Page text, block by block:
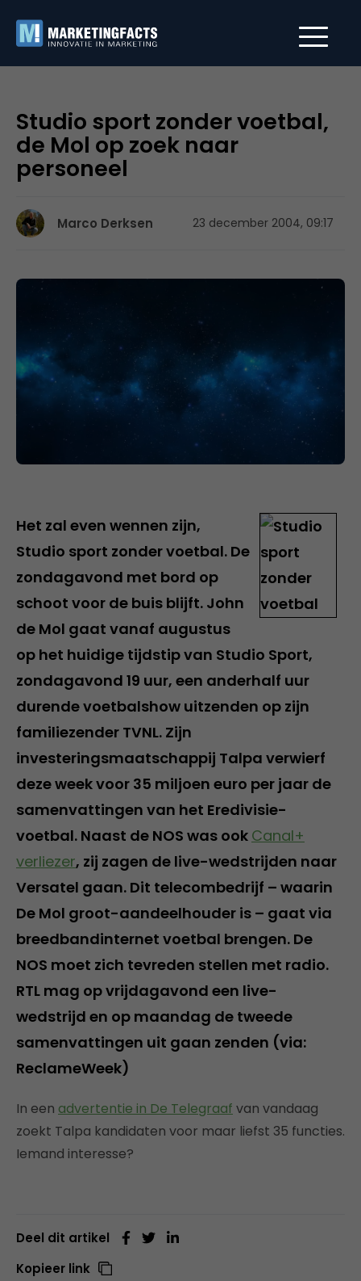
Studio sport zonder voetbal,
de Mol op zoek naar
personeel
Marco Derksen 23 december 2004, 09:17
Het zal even wennen zijn,
Studio sport zonder voetbal. De
zondagavond met bord op
schoot voor de buis blijft. John
de Mol gaat vanaf augustus
op het huidige tijdstip van Studio Sport,
zondagavond 19 uur, een anderhalf uur
durende voetbalshow uitzenden op zijn
familiezender TVNL. Zijn
investeringsmaatschappij Talpa verwierf
deze week voor 35 miljoen euro per jaar de
samenvattingen van het Eredivisie-
voetbal. Naast de NOS was ook Canal+
verliezer, zij zagen de live-wedstrijden naar
Versatel gaan. Dit telecombedrijf – waarin
De Mol groot-aandeelhouder is – gaat via
breedbandinternet voetbal brengen. De
NOS moet zich tevreden stellen met radio.
RTL mag op vrijdagavond een live-
wedstrijd en op maandag de tweede
samenvattingen uit gaan zenden (via:
ReclameWeek)
In een advertentie in De Telegraaf van vandaag
zoekt Talpa kandidaten voor maar liefst 35 functies.
Iemand interesse?
Deel dit artikel
Kopieer link